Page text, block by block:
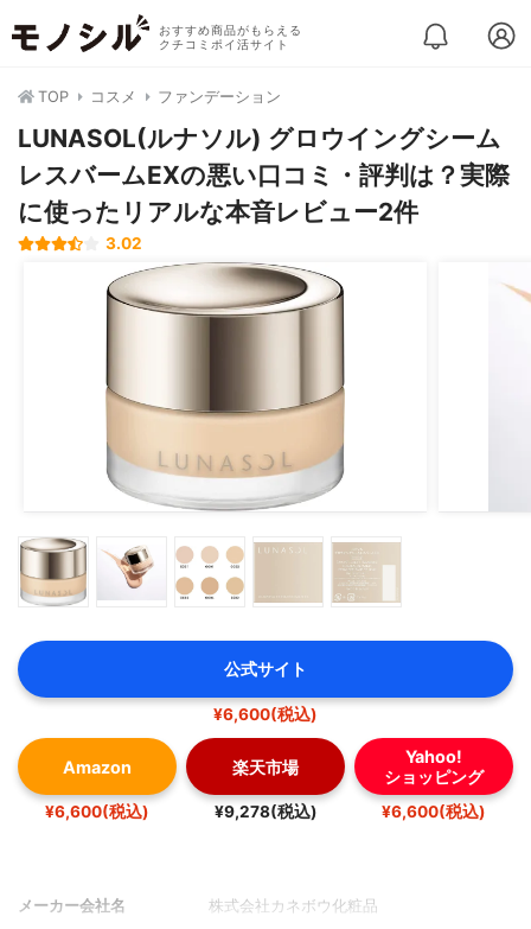
おすすめ商品がもらえる
クチコミポイ活サイト
TOP コスメ ファンデーション
LUNASOL(ルナソル) グロウイングシーム
レスバームEXの悪い口コミ・評判は？実際
に使ったリアルな本音レビュー2件
3.02
公式サイト
¥6,600(税込)
Amazon
¥6,600(税込)
楽天市場
¥9,278(税込)
Yahoo!
ショッピング
¥6,600(税込)
メーカー会社名 株式会社カネボウ化粧品